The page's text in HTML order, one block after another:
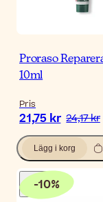
Proraso
10ml
Pris
21,75 kr 24,17 kr
Lägg i korg
-10%